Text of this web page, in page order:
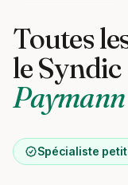
Toutes
le Syndic
Paymann
Spécialiste